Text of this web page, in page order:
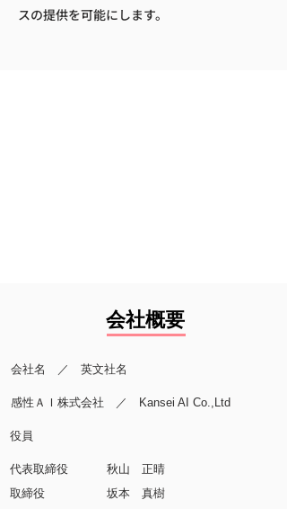
スの提供を可能にします。
会社概要
会社名 ／ 英文社名
感性ＡＩ株式会社 ／ Kansei AI Co.,Ltd
役員
代表取締役 秋山 正晴
取締役 坂本 真樹